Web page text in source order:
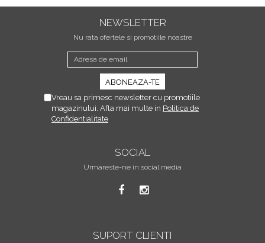
NEWSLETTER
Nu rata ofertele si promotiile noastre
Vreau sa primesc newsletter cu promotiile
magazinului. Afla mai multe in Politica de
Confidentialitate
SOCIAL
Urmareste-ne in social media
SUPORT CLIENTI